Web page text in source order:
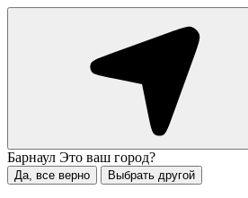
Барнаул Это ваш город?
Да, все верно Выбрать другой